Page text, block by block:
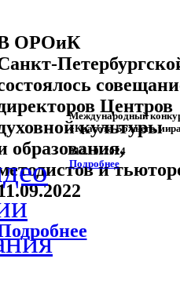
ОРОиК
Центров
культуры
образования,
и
Международный
«Красота Божьего
012.10 .2024
Подробнее